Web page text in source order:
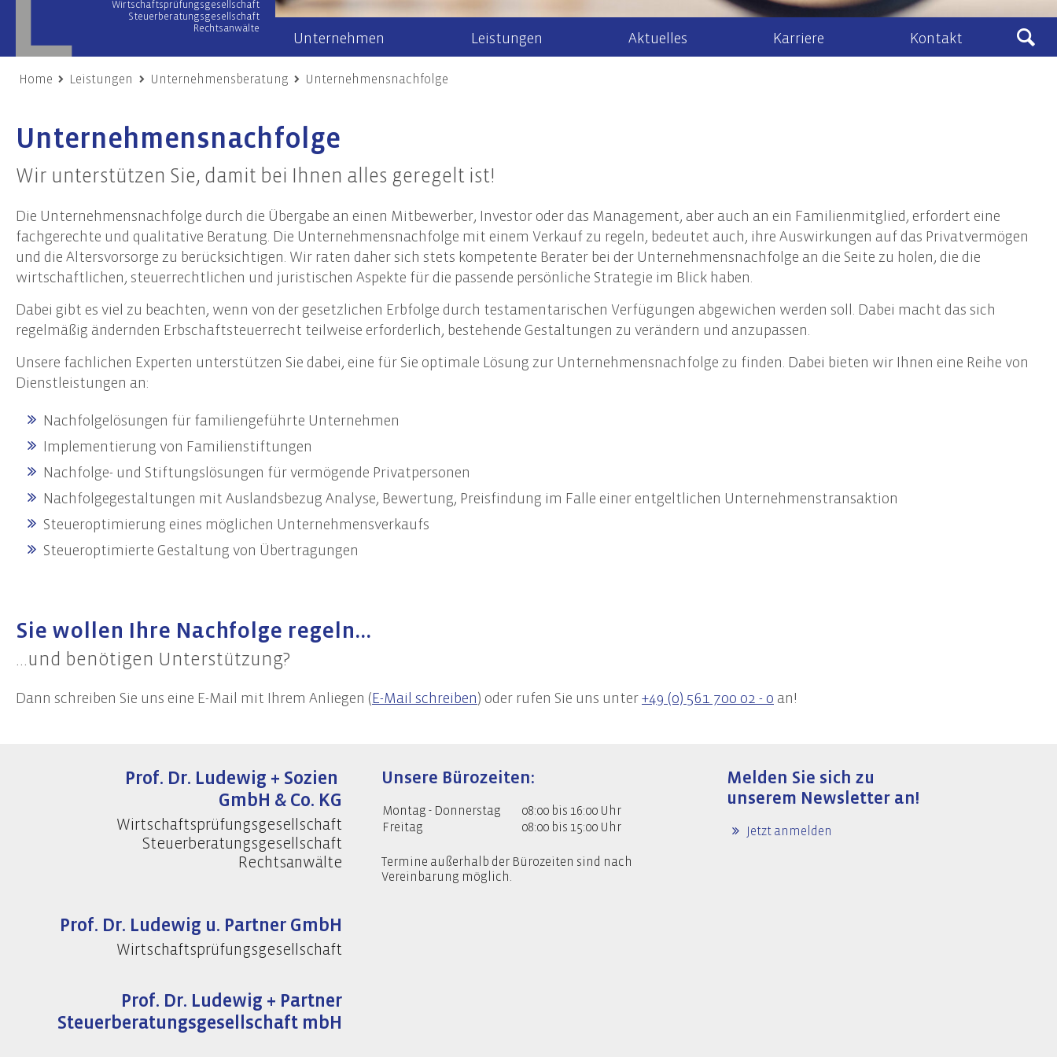
Wirtschaftsprüfungsgesellschaft
Steuerberatungsgesellschaft
Rechtsanwälte
Unternehmen
Team
Netzwerk/Internationales
Unsere Mandanten
Leistungen
Prüfung von Jahres- und Konzernabschlüssen
Unternehmensbewertung
Risiko- & Compliance-Managementsysteme
Due Diligence
Finanzbuchhaltung
Tax Compliance
Erbrecht, Vermögens- und Unternehmensnachfolge
Transaktionsberatung (M&A)
Umstrukturierungen
Start-Up Beratung
Finanzierungsberatung
Controlling
Fristen und Geltungsbereich der CSRD
Nachhaltigkeitsstrategie und Nachhaltigkeitsmanagement
Erstellung des Nachhaltigkeitsberichts
IT-Audits & -Revision
Informationssicherheit
Datenschutz
Externer Datenschutzbeauftragter
Datenschutz-Audits
Datenschutzfolgenabschätzungen
Aktuelles Karriere Kontakt
Home Leistungen Unternehmensberatung Unternehmensnachfolge
Unternehmensnachfolge
Wir unterstützen Sie, damit bei Ihnen alles geregelt ist!
Die Unternehmensnachfolge durch die Übergabe an einen Mitbewerber, Investor oder das Management, aber auch an ein Familienmitglied, erfordert eine
fachgerechte und qualitative Beratung. Die Unternehmensnachfolge mit einem Verkauf zu regeln, bedeutet auch, ihre Auswirkungen auf das Privatvermögen
und die Altersvorsorge zu berücksichtigen. Wir raten daher sich stets kompetente Berater bei der Unternehmensnachfolge an die Seite zu holen, die die
wirtschaftlichen, steuerrechtlichen und juristischen Aspekte für die passende persönliche Strategie im Blick haben.
Dabei gibt es viel zu beachten, wenn von der gesetzlichen Erbfolge durch testamentarischen Verfügungen abgewichen werden soll. Dabei macht das sich
regelmäßig ändernden Erbschaftsteuerrecht teilweise erforderlich, bestehende Gestaltungen zu verändern und anzupassen.
Unsere fachlichen Experten unterstützen Sie dabei, eine für Sie optimale Lösung zur Unternehmensnachfolge zu finden. Dabei bieten wir Ihnen eine Reihe von
Dienstleistungen an:
Nachfolgelösungen für familiengeführte Unternehmen
Implementierung von Familienstiftungen
Nachfolge- und Stiftungslösungen für vermögende Privatpersonen
Nachfolgegestaltungen mit Auslandsbezug Analyse, Bewertung, Preisfindung im Falle einer entgeltlichen Unternehmenstransaktion
Steueroptimierung eines möglichen Unternehmensverkaufs
Steueroptimierte Gestaltung von Übertragungen
Sie wollen Ihre Nachfolge regeln...
...und benötigen Unterstützung?
Dann schreiben Sie uns eine E-Mail mit Ihrem Anliegen (E-Mail schreiben) oder rufen Sie uns unter+49 (0) 561 700 02 - 0 an!
Prof. Dr. Ludewig + Sozien
GmbH & Co. KG
Wirtschaftsprüfungsgesellschaft
Steuerberatungsgesellschaft
Rechtsanwälte
Prof. Dr. Ludewig u. Partner GmbH
Wirtschaftsprüfungsgesellschaft
Prof. Dr. Ludewig + Partner
Steuerberatungsgesellschaft mbH
Unsere Bürozeiten:
Montag - Donnerstag
08:00 bis 16:00 Uhr
Freitag
08:00 bis 15:00 Uhr
Termine außerhalb der Bürozeiten sind nach
Vereinbarung möglich.
Melden Sie sich zu
unserem Newsletter an!
Jetzt anmelden